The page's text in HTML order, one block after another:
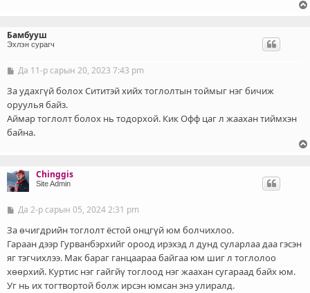
Бамбууш
Эхлэн сурагч
Б
ч
л
э
г
Да 11-р сарын 20, 2023 7:43 pm
За удахгүй болох Сититэй хийх тоглолтын тоймыг нэг бичиж
оруулья байз.
Аймар тоглолт болох нь тодорхой. Кик Офф цаг л жаахан тиймхэн
байна.
Chinggis
Site Admin
Б
ч
э
г
Да 2-р сарын 05, 2024 2:31 pm
За өчигдрийн тоглолт ёстой онцгүй юм болчихлоо.
Гараан дээр Гурванбэрхийг ороод ирэхэд л дунд суларлаа даа гэсэн
яг тэгчихлээ. Мак бараг ганцаараа байгаа юм шиг л тоглолоо
хөөрхий. Куртис нэг гайгйү тоглоод нэг жаахан сугараад байх юм.
Уг нь их тогтвортой болж ирсэн юмсан энэ улиралд.